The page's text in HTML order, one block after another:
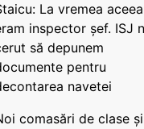
La vremea
inspector șef. ISJ
să depunem
pentru
navetei
comasări de clase și